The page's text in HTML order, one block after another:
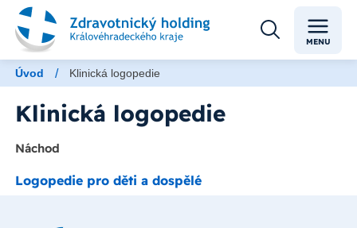
MENU
Úvod / Klinická logopedie
Klinická logopedie
Náchod
Logopedie pro děti a dospělé